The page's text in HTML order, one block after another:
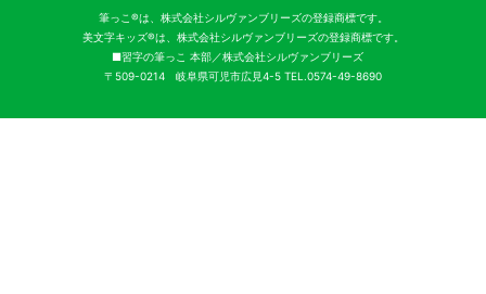
筆っこ®は、株式会社シルヴァンブリーズの登録商標です。
美文字キッズ®は、株式会社シルヴァンブリーズの登録商標です。
■習字の筆っこ 本部／株式会社シルヴァンブリーズ
〒509-0214 岐阜県可児市広見4-5 TEL.0574-49-8690